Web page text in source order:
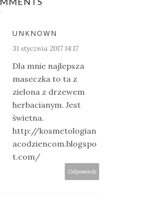
UNKNOWN
31 stycznia 2017 14:17
Dla mnie najlepsza
maseczka to ta z
zielona z drzewem
herbacianym. Jest
świetna.
http://kosmetologian
acodziencom.blogspo
t.com/
Odpowiedz